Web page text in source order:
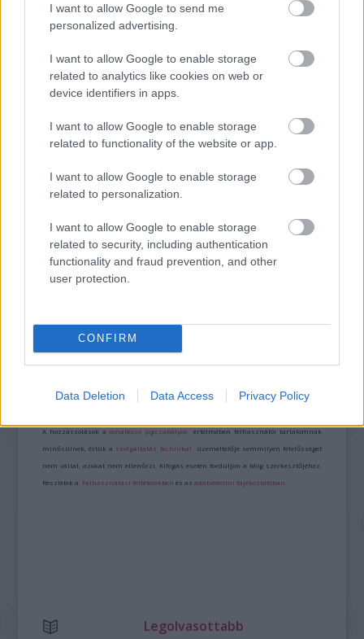
I want to allow Google to send me
personalized advertising.
I want to allow Google to enable storage
related to analytics like cookies on web or
device identifiers in apps.
I want to allow Google to enable storage
related to functionality of the website or app.
I want to allow Google to enable storage
related to personalization.
I want to allow Google to enable storage
related to security, including authentication
functionality and fraud prevention, and other
user protection.
CONFIRM
Data Deletion Data Access Privacy Policy
VECSEI H. MIKLÓS A ZSÁMBÉKI NYÁRI
SZÍNHÁZRÓL
https://kulturpart.hu/api/trackback/id/7843902
A hozzászólások avonatkozó jogszabályok értelmében felhasználói tartalomnak
minősülnek, értük a szolgáltatás technikai üzemeltetője semmilyen felelősséget
nem vállal, azokat nem ellenőrzi. Kifogás esetén forduljon a blog szerkesztőjéhez.
Részletek a Felhasználási feltételekben és azadatvédelmi tájékoztatóban
Legolvasottabb